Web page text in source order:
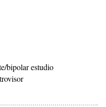
bipolar estudio